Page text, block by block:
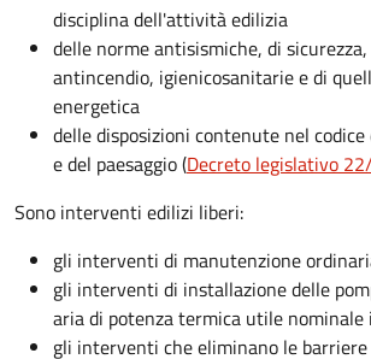
disciplina dell'attività edilizia
delle norme antisismiche, di sicurezza,
antincendio, igienicosanitarie e di
energetica
delle disposizioni contenute nel
e del paesaggio (Decreto legislativo
Sono interventi edilizi liberi:
gli interventi di manutenzione
gli interventi di installazione delle
aria di potenza termica utile
gli interventi che eliminano le